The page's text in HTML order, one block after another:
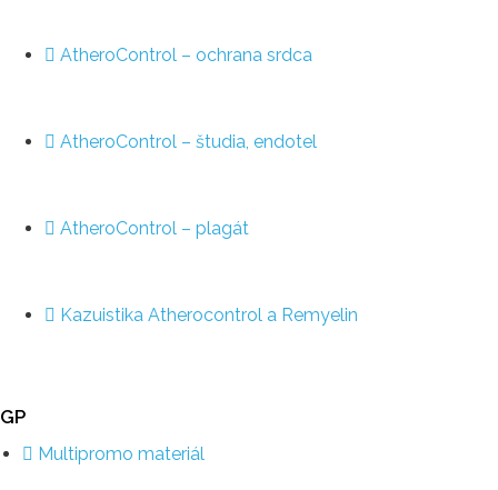
AtheroControl – ochrana srdca
AtheroControl – študia, endotel
AtheroControl – plagát
Kazuistika Atherocontrol a Remyelin
GP
Multipromo materiál